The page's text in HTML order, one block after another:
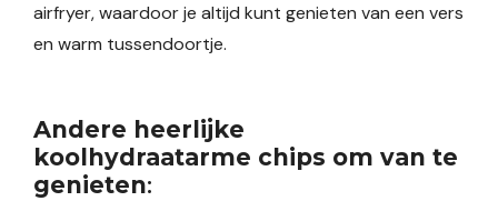
airfryer, waardoor je altijd kunt genieten van een vers
en warm tussendoortje.
Andere heerlijke
koolhydraatarme chips om van te
genieten: